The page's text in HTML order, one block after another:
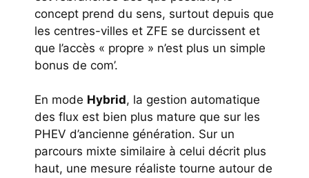
concept prend du sens, surtout depuis que
les centres-villes et ZFE se durcissent et
que l’accès « propre » n’est plus un simple
bonus de com’.
En mode Hybrid, la gestion automatique
des flux est bien plus mature que sur les
PHEV d’ancienne génération. Sur un
parcours mixte similaire à celui décrit plus
haut, une mesure réaliste tourne autour de